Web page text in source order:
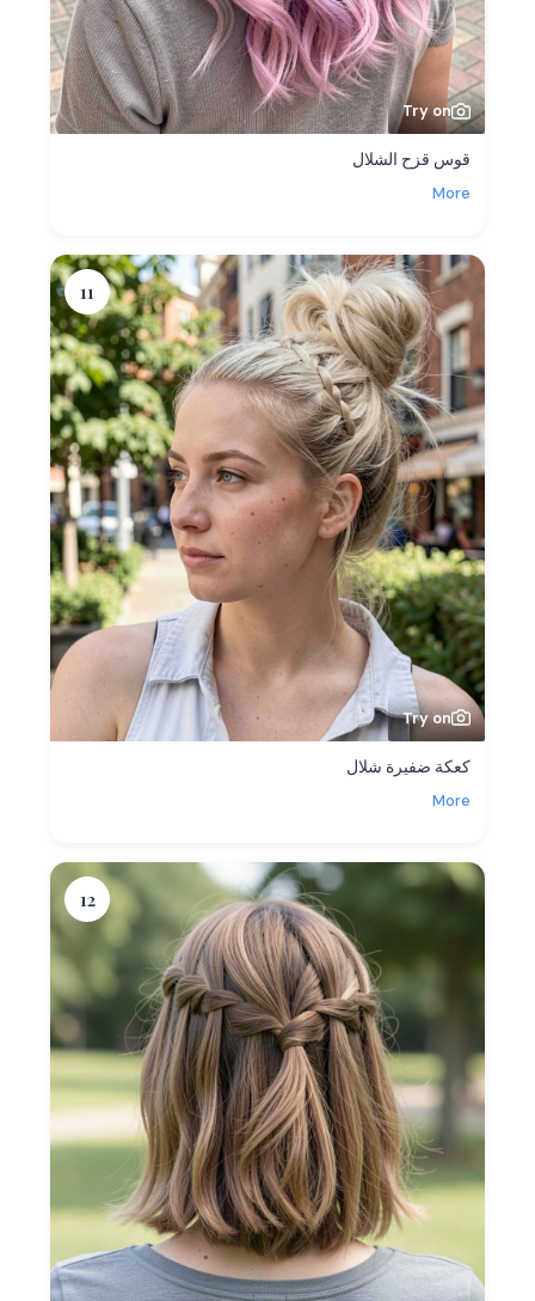
Try on
قوس قزح الشلال
More
11
Try on
كعكة ضفيرة شلال
More
12